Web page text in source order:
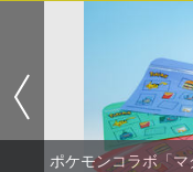
ポケモンコラボ「